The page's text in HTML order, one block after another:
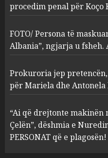
3
4
çfarë
procedim penal për Koço
FOTO/ Persona të
Albania”, ngjarja u fsheh.
Prokuroria jep
për Mariela dhe Antonela
“Ai që drejtonte makinën
Çelën”, dëshmia e
PERSONAT që e plagosën!